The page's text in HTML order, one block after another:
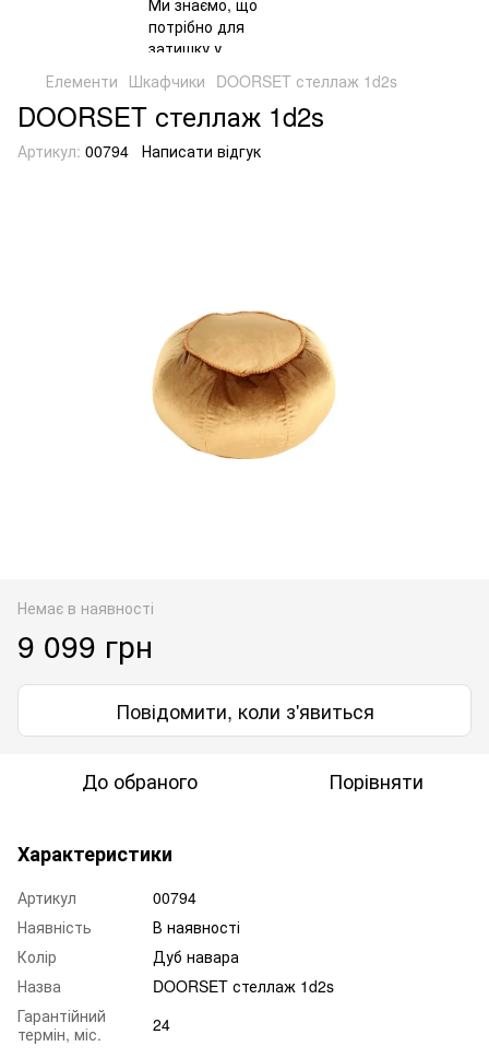
Елементи Шкафчики DOORSET стеллаж 1d2s
DOORSET стеллаж 1d2s
Артикул: 00794 Написати відгук
Немає в наявності
9 099 грн
Повідомити, коли з'явиться
До обраного Порівняти
Характеристики
Артикул
00794
Наявність
В наявності
Колір
Дуб навара
Назва
DOORSET стеллаж 1d2s
Гарантійний
термін, міс.
24